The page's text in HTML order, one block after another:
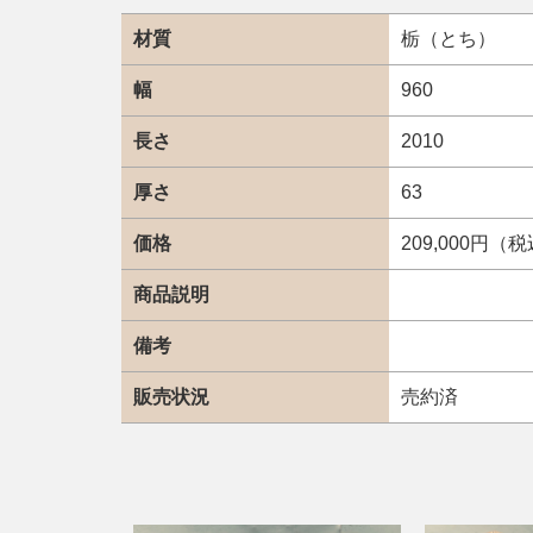
材質 栃（とち）
幅 960
長さ 2010
厚さ 63
価格 209,000円（税
商品説明
備考
販売状況 売約済